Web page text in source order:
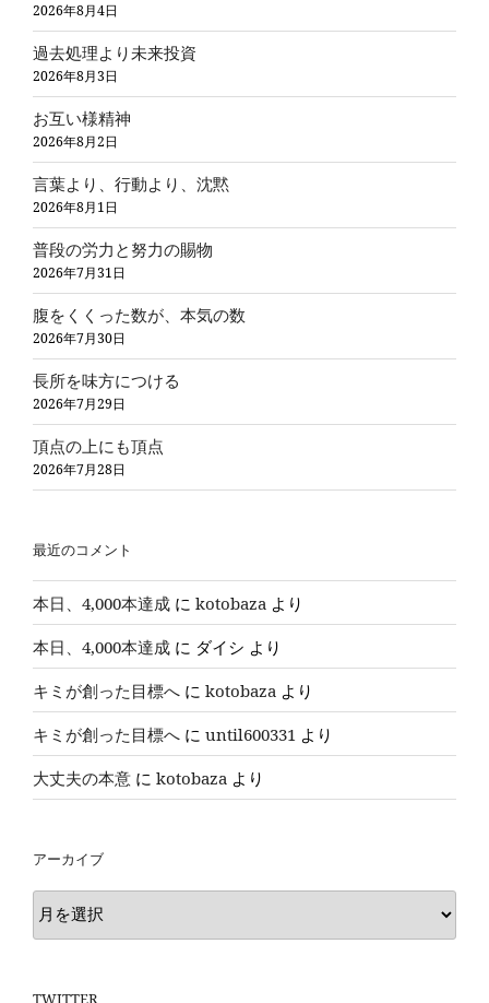
2026年8月4日
過去処理より未来投資
2026年8月3日
お互い様精神
2026年8月2日
言葉より、行動より、沈黙
2026年8月1日
普段の労力と努力の賜物
2026年7月31日
腹をくくった数が、本気の数
2026年7月30日
長所を味方につける
2026年7月29日
頂点の上にも頂点
2026年7月28日
最近のコメント
本日、4,000本達成 に kotobaza より
本日、4,000本達成 に ダイシ より
キミが創った目標へ に kotobaza より
キミが創った目標へ に until600331 より
大丈夫の本意 に kotobaza より
アーカイブ
ア
ー
TWITTER